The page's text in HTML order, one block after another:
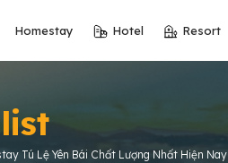
Homestay Hotel Resort
Tú Lệ Yên Bái Chất Lượng Nhất Hiện Nay